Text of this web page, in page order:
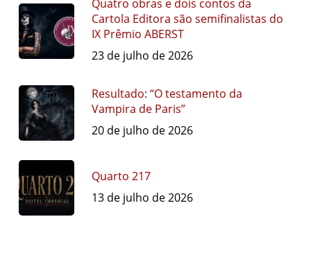
Quatro obras e dois contos da
Cartola Editora são semifinalistas do
IX Prêmio ABERST
23 de julho de 2026
Resultado: “O testamento da
Vampira de Paris”
20 de julho de 2026
Quarto 217
13 de julho de 2026